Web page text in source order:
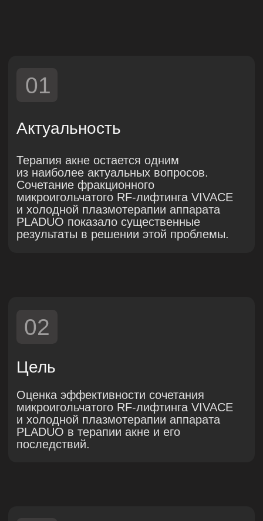
02
Оценка эффективности сочетания
микроигольчатого RF-лифтинга VIVACE
PLADUO в терапии акне и его
последствий.
03
атмосферного давления представляет
собой ионизированный газ, содержащий
свободные электроны, ионы, молекулы
температура ионов и нейтральных частиц
в данном состоянии остается близкой
электронов может достигать значительно
более высоких значений. Холодная
плазма генерируется при прохождении
газового потока через электрический
разряд в условиях атмосферного
давления.
В ходе данного исследования для